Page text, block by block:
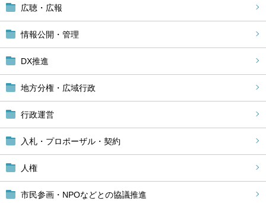
広聴・広報
情報公開・管理
DX推進
地方分権・広域行政
行政運営
入札・プロポーザル・契約
人権
市民参画・NPOなどとの協議推進